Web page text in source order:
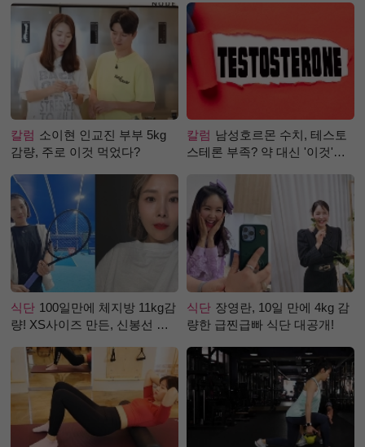
칼럼 소이현 인교진 부부 5kg
감량, 주로 이것 먹었다?
칼럼 남성호르몬 수치, 테스토
스테론 부족? 약 대신 '이것'으
식단 100일만에 체지방 11kg감
량! XS사이즈 만든, 신봉선 식
식단 장영란, 10일 만에 4kg 감
량한 급찐급빠 식단 대공개!